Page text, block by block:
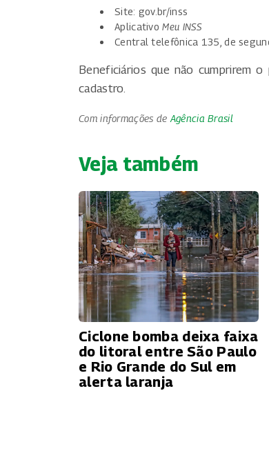
Site: gov.br/inss
AplicativoMeu INSS
Central telefônica 135, de
Beneficiários que não cumprirem
cadastro.
Com informações de Agência Brasil
Veja também
Ciclone bomba deixa faixa
do litoral entre São Paulo
e Rio Grande do Sul em
alerta laranja